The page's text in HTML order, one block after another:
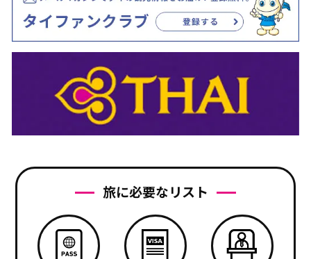
旅に必要なリスト